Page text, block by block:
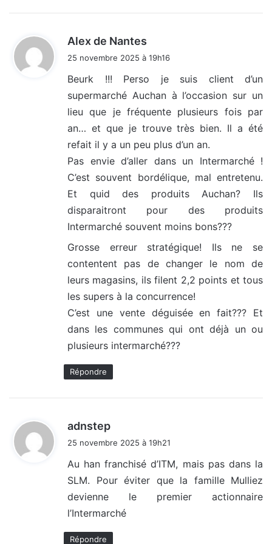
Alex de Nantes
:
25 novembre 2025 à 19h16
Beurk !!! Perso je suis client d’un
supermarché Auchan à l’occasion sur un
lieu que je fréquente plusieurs fois par
an… et que je trouve très bien. Il a été
refait il y a un peu plus d’un an.
Pas envie d’aller dans un Intermarché !
C’est souvent bordélique, mal entretenu.
Et quid des produits Auchan? Ils
disparaitront pour des produits
Intermarché souvent moins bons???
Grosse erreur stratégique! Ils ne se
contentent pas de changer le nom de
leurs magasins, ils filent 2,2 points et tous
les supers à la concurrence!
C’est une vente déguisée en fait??? Et
dans les communes qui ont déjà un ou
plusieurs intermarché???
Répondre
adnstep
:
25 novembre 2025 à 19h21
Au han franchisé d’ITM, mais pas dans la
SLM. Pour éviter que la famille Mulliez
devienne le premier actionnaire
l’Intermarché
Répondre